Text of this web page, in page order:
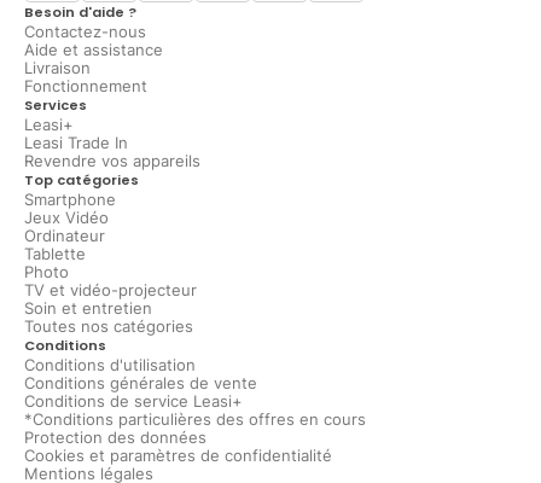
Besoin d'aide ?
Contactez-nous
Aide et assistance
Livraison
Fonctionnement
Services
Leasi+
Leasi Trade In
Revendre vos appareils
Top catégories
Smartphone
Jeux Vidéo
Ordinateur
Tablette
Photo
TV et vidéo-projecteur
Soin et entretien
Toutes nos catégories
Conditions
Conditions d'utilisation
Conditions générales de vente
Conditions de service Leasi+
*Conditions particulières des offres en cours
Protection des données
Cookies et paramètres de confidentialité
Mentions légales